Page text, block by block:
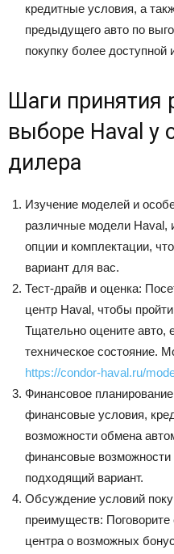
кредитные условия, а
предыдущего авто по
покупку более доступной
Шаги принятия
выборе Haval у
дилера
Изучение моделей и
различные модели Haval,
опции и комплектации,
вариант для вас.
Тест-драйв и оценка:
центр Haval, чтобы
Тщательно оцените авто,
техническое состояние.
https://condor-haval.ru/
Финансовое
финансовые условия,
возможности обмена
финансовые
подходящий вариант.
Обсуждение условий
преимуществ:
центра о возможных